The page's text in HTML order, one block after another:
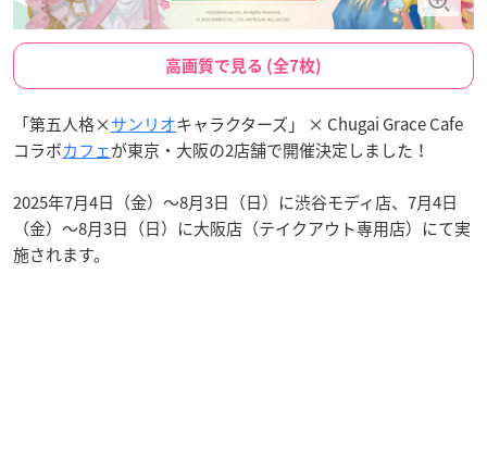
高画質で見る (全7枚)
「第五人格×サンリオキャラクターズ」 × Chugai Grace Cafe
コラボカフェが東京・大阪の2店舗で開催決定しました！
2025年7月4日（金）〜8月3日（日）に渋谷モディ店、7月4日
（金）〜8月3日（日）に大阪店（テイクアウト専用店）にて実
施されます。